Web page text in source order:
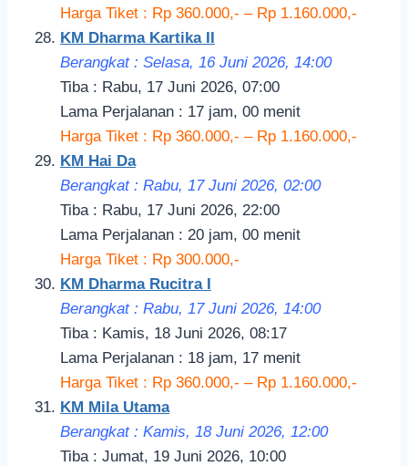
Harga Tiket : Rp 360.000,- – Rp 1.160.000,-
KM Dharma Kartika II
Berangkat : Selasa, 16 Juni 2026, 14:00
Tiba : Rabu, 17 Juni 2026, 07:00
Lama Perjalanan : 17 jam, 00 menit
Harga Tiket : Rp 360.000,- – Rp 1.160.000,-
KM Hai Da
Berangkat : Rabu, 17 Juni 2026, 02:00
Tiba : Rabu, 17 Juni 2026, 22:00
Lama Perjalanan : 20 jam, 00 menit
Harga Tiket : Rp 300.000,-
KM Dharma Rucitra I
Berangkat : Rabu, 17 Juni 2026, 14:00
Tiba : Kamis, 18 Juni 2026, 08:17
Lama Perjalanan : 18 jam, 17 menit
Harga Tiket : Rp 360.000,- – Rp 1.160.000,-
KM Mila Utama
Berangkat : Kamis, 18 Juni 2026, 12:00
Tiba : Jumat, 19 Juni 2026, 10:00